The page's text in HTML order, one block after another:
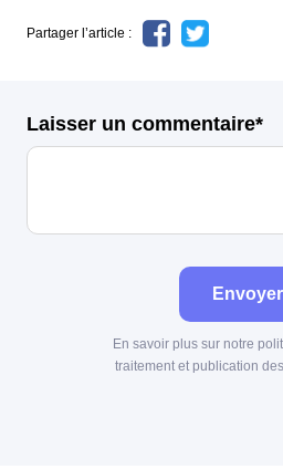
Partager l’article :
Laisser un commentaire*
Envoyer
En savoir plus sur notre
traitement et publication